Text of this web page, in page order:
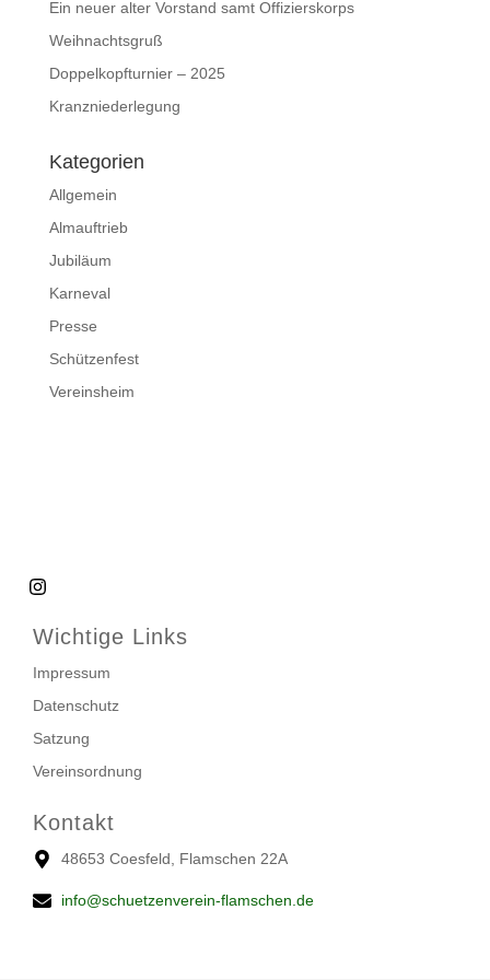
Ein neuer alter Vorstand samt Offizierskorps
Weihnachtsgruß
Doppelkopfturnier – 2025
Kranzniederlegung
Kategorien
Allgemein
Almauftrieb
Jubiläum
Karneval
Presse
Schützenfest
Vereinsheim
Wichtige Links
Impressum
Datenschutz
Satzung
Vereinsordnung
Kontakt
48653 Coesfeld, Flamschen 22A
info@schuetzenverein-flamschen.de